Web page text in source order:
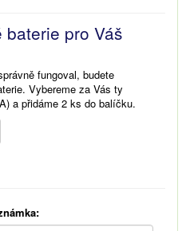
baterie pro Váš
fungoval, budete
Vybereme za Vás ty
a přidáme 2 ks do balíčku.